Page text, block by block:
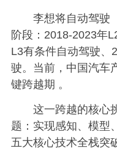
李想将自动驾驶
阶段：2018-2023年
L3有条件自动驾驶、
驶。当前，中国汽车
键跨越期 。
这一跨越的核心
题：实现感知、模型
五大核心技术全栈突